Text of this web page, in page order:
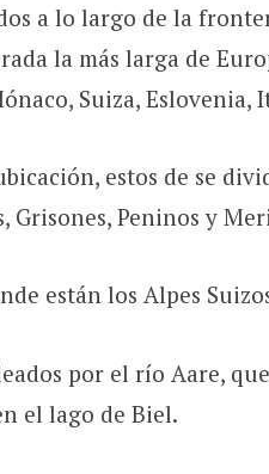
a lo largo de la
la más larga de
Suiza,
estos de se
Grisones, Peninos y
están los Alpes
por el río Aare,
el lago de Biel.